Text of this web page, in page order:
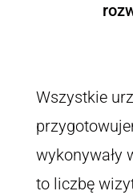
Wszystkie
wykonywały
to liczbę